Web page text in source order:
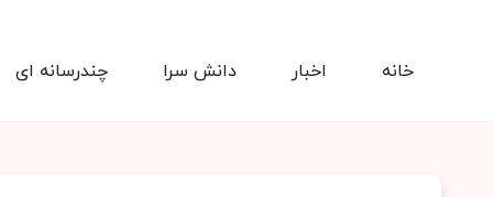
چندرسانه ای دانش سرا اخبار خانه